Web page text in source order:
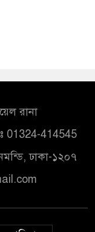
রানা
01324-414545
ঢাকা-১২০৭